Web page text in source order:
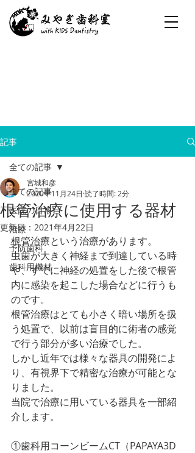
記事
全ての記事
医院の日常
治療
予防歯科
歯科用機材
全ての記事
根管治療に使用する器材
宮城和彦
2020年11月24日 読了時間: 2分
更新日： 2021年4月22日
根管治療という治療があります。
虫歯が大きく神経まで到達している時
や、すでに神経の処置をした後で根管
内に感染を起こした場合などに行うも
のです。
根管治療はとても小さく暗い場所を扱
う処置で、以前は盲目的に術者の感覚
で行う部分が多い治療でした。
しかし近年では様々な器具の開発によ
り、有視界下で精密な治療が可能とな
りました。
当院で治療に用いている器具を一部紹
介します。
①歯科用コーンビームCT（PAPAYA3D